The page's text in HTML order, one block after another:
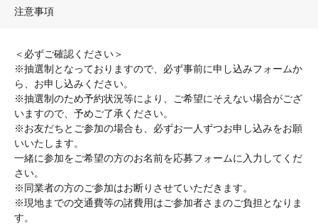
注意事項
＜必ずご確認ください＞
※抽選制となっておりますので、必ず事前に申し込みフォームか
ら、お申し込みください。
※抽選制のため予約状況等により、ご希望にそえない場合がござ
いますので、予めご了承ください。
※お友だちとご参加の場合も、必ずお一人ずつお申し込みをお願
いいたします。
一緒に参加をご希望の方のお名前を応募フォームに入力してくだ
さい。
※同業者の方のご参加はお断りさせていただきます。
※現地までの交通費等の諸費用はご参加者さまのご負担となりま
す。